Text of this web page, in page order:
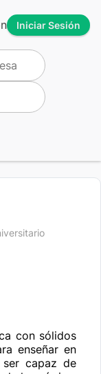
Iniciar Sesión
con sólidos
enseñar en
ser capaz de